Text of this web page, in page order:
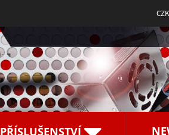
CZK
PŘÍSLUŠENSTVÍ